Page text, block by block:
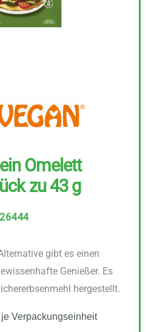
Omelett
zu 43 g
gibt es einen
Genießer. Es
hergestellt.
je Verpackungseinheit